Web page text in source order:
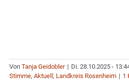
Von Tanja Geidobler | Di. 28.10.2025 -
Stimme, Aktuell, Landkreis Rosenheim | 1